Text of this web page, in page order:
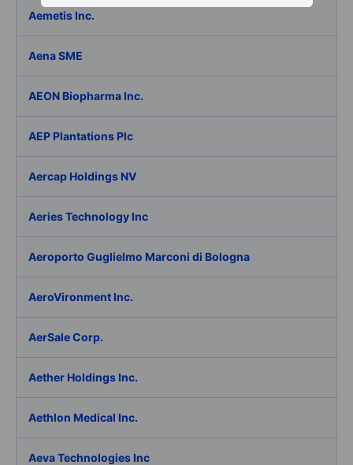
Aemetis Inc.
Aena SME
AEON Biopharma Inc.
AEP Plantations Plc
Aercap Holdings NV
Aeries Technology Inc
Aeroporto Guglielmo Marconi di Bologna
AeroVironment Inc.
AerSale Corp.
Aether Holdings Inc.
Aethlon Medical Inc.
Aeva Technologies Inc